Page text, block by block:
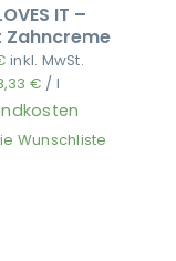
IT –
Zahncreme
inkl. MwSt.
€ / l
Wunschliste